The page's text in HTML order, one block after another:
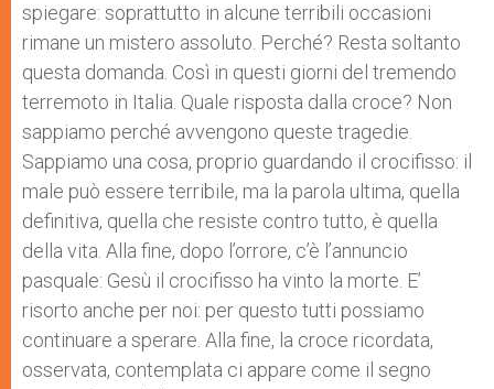
spiegare: soprattutto in alcune terribili occasioni
rimane un mistero assoluto. Perché? Resta soltanto
questa domanda. Così in questi giorni del tremendo
terremoto in Italia. Quale risposta dalla croce? Non
sappiamo perché avvengono queste tragedie.
Sappiamo una cosa, proprio guardando il crocifisso: il
male può essere terribile, ma la parola ultima, quella
definitiva, quella che resiste contro tutto, è quella
della vita. Alla fine, dopo l’orrore, c’è l’annuncio
pasquale: Gesù il crocifisso ha vinto la morte. E’
risorto anche per noi: per questo tutti possiamo
continuare a sperare. Alla fine, la croce ricordata,
osservata, contemplata ci appare come il segno